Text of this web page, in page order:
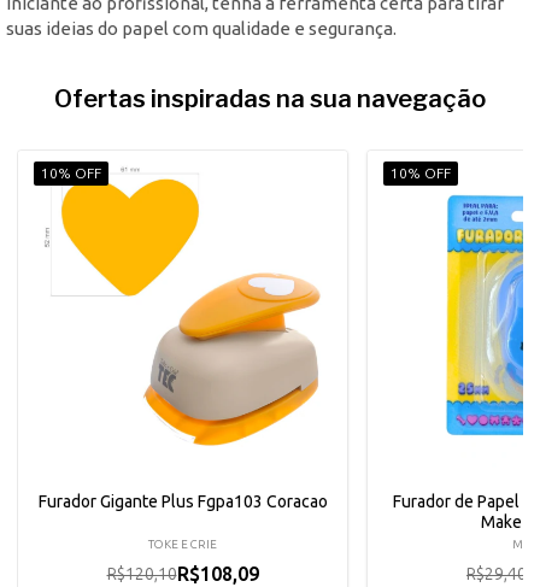
suas ideias do papel com qualidade e segurança.
Ofertas inspiradas na sua navegação
10% OFF
Furador Gigante Plus Fgpa103 Coracao
TOKE E CRIE
R$120,10R$108,09
10% OFF
Furador de Papel e
Make+
R$29,40